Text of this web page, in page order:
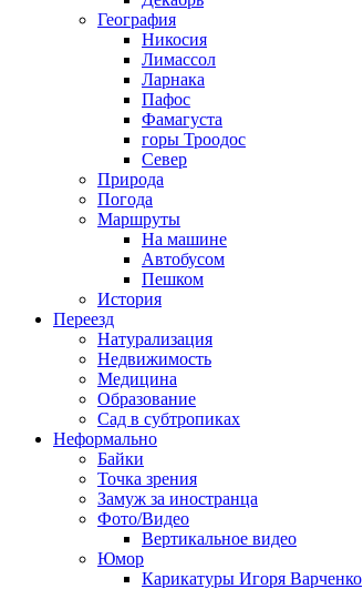
География
Никосия
Лимассол
Ларнака
Пафос
Фамагуста
горы Троодос
Север
Природа
Погода
Маршруты
На машине
Автобусом
Пешком
История
Переезд
Натурализация
Недвижимость
Медицина
Образование
Сад в субтропиках
Неформально
Байки
Точка зрения
Замуж за иностранца
Фото/Видео
Вертикальное видео
Юмор
Карикатуры Игоря Варченко